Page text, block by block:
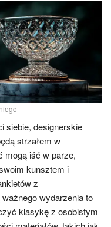
siebie, designerskie
strzałem w
mogą iść w parze,
kunsztem i
z
wydarzenia to
klasykę z osobistym